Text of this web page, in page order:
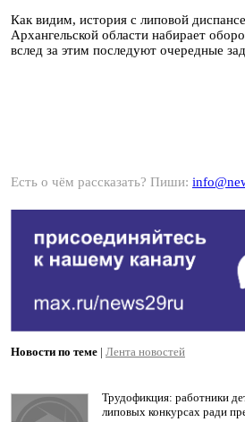
Как видим, история с липовой
Архангельской области набирает
вслед за этим последуют очередные
Есть о чём рассказать? Пиши:
Новости по теме | Лента новостей
Трудофикция: работники
липовых конкурсах ради